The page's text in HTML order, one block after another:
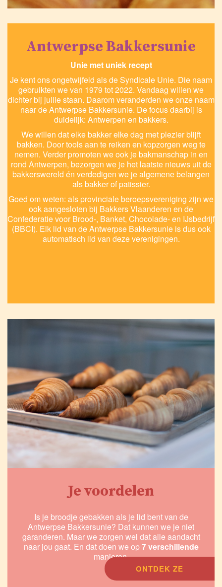
Antwerpse Bakkersunie
Unie met uniek recept
Je kent ons ongetwijfeld als de Syndicale Unie. Die naam
gebruikten we van 1979 tot 2022. Vandaag willen we
dichter bij jullie staan. Daarom veranderden we onze naam
naar de Antwerpse Bakkersunie. De focus daarbij is
duidelijk: Antwerpen en bakkers.
We willen dat elke bakker elke dag met plezier blijft
bakken. Door tools aan te reiken en kopzorgen weg te
nemen. Verder promoten we ook je bakmanschap in en
rond Antwerpen, bezorgen we je het laatste nieuws uit de
bakkerswereld én verdedigen we je algemene belangen
als bakker of patissier.
Goed om weten: als provinciale beroepsvereniging zijn we
ook aangesloten bij Bakkers Vlaanderen en de
Confederatie voor Brood-, Banket, Chocolade- en IJsbedrijf
(BBCI). Elk lid van de Antwerpse Bakkersunie is dus ook
automatisch lid van deze verenigingen.
Je voordelen
Is je broodje gebakken als je lid bent van de
Antwerpse Bakkersunie? Dat kunnen we je niet
garanderen. Maar we zorgen wel dat alle aandacht
naar jou gaat. En dat doen we op7 verschillende
manieren.
ONTDEK ZE